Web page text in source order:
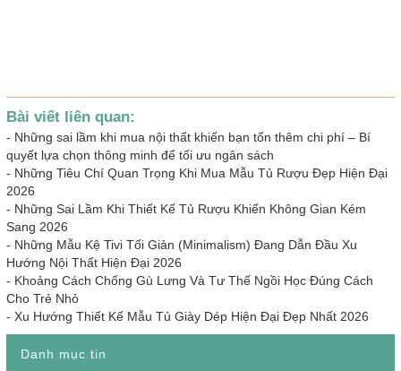
Bài viết liên quan:
- Những sai lầm khi mua nội thất khiến bạn tốn thêm chi phí – Bí
quyết lựa chọn thông minh để tối ưu ngân sách
- Những Tiêu Chí Quan Trọng Khi Mua Mẫu Tủ Rượu Đẹp Hiện Đại
2026
- Những Sai Lầm Khi Thiết Kế Tủ Rượu Khiến Không Gian Kém
Sang 2026
- Những Mẫu Kệ Tivi Tối Giản (Minimalism) Đang Dẫn Đầu Xu
Hướng Nội Thất Hiện Đại 2026
- Khoảng Cách Chống Gù Lưng Và Tư Thế Ngồi Học Đúng Cách
Cho Trẻ Nhỏ
- Xu Hướng Thiết Kế Mẫu Tủ Giày Dép Hiện Đại Đẹp Nhất 2026
Danh mục tin